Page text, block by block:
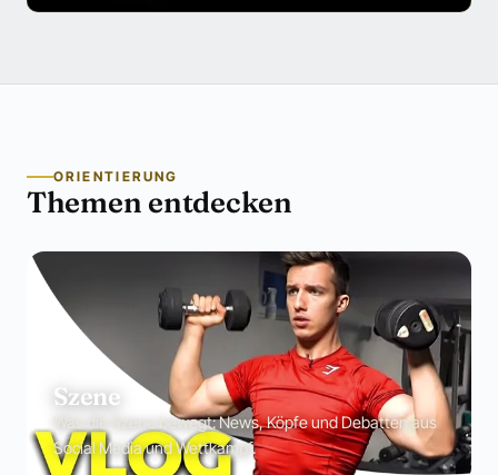
ORIENTIERUNG
Themen entdecken
Szene
Was die Szene bewegt: News, Köpfe und Debatten aus
Social Media und Wettkampf.